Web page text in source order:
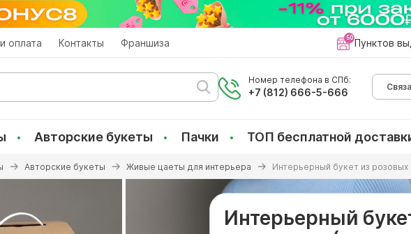
оплата Контакты Франшиза Пунктов
Номер телефона в СПб:
+7 (812) 666-5-666
Авторские букеты Пачки ТОП бесплатной
Авторские букеты Живые цаеты для интерьера Интерьерный букет из
Интерьерный